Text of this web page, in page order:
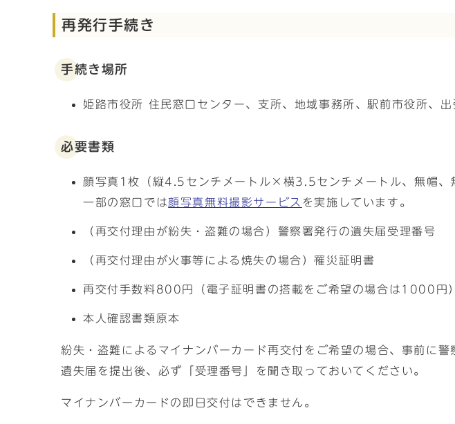
再発行手続き
手続き場所
姫路市役所 住民窓口センター、支所、地域事務所、駅前市役所、
必要書類
顔写真1枚（縦4.5センチメートル×横3.5センチメートル、無帽、
一部の窓口では顔写真無料撮影サービス を実施しています。
（再交付理由が紛失・盗難の場合）警察署発行の遺失届受理番号
（再交付理由が火事等による焼失の場合）罹災証明書
再交付手数料800円（電子証明書の搭載をご希望の場合は1000円）
本人確認書類原本
紛失・盗難によるマイナンバーカード再交付をご希望の場合、事前に
遺失届を提出後、必ず「受理番号」を聞き取っておいてください。
マイナンバーカードの即日交付はできません。